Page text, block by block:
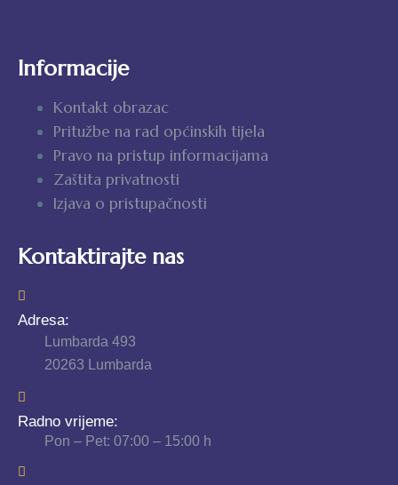
Informacije
Kontakt obrazac
Pritužbe na rad općinskih tijela
Pravo na pristup informacijama
Zaštita privatnosti
Izjava o pristupačnosti
Kontaktirajte nas
Adresa:
Lumbarda 493
20263 Lumbarda
Radno vrijeme:
Pon – Pet: 07:00 – 15:00 h